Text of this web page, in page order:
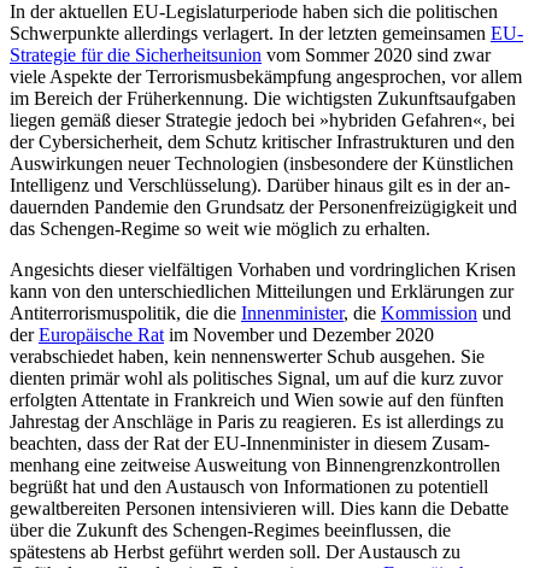
In der aktuellen EU-Legislaturperiode haben sich die politischen
Schwerpunkte allerdings verlagert. In der letzten gemeinsamen EU-
Strategie für die Sicherheitsunion vom Sommer 2020 sind zwar
viele Aspekte der Terrorismusbekämpfung angesprochen, vor allem
im Bereich der Früherkennung. Die wich­tigsten Zukunftsaufgaben
liegen gemäß dieser Strategie jedoch bei »hybriden Gefah­ren«, bei
der Cybersicherheit, dem Schutz kritischer Infrastrukturen und den
Aus­wirkungen neuer Technologien (ins­besondere der Künst­lichen
Intelligenz und Verschlüsselung). Darüber hinaus gilt es in der an­
dauernden Pandemie den Grundsatz der Personenfreizügigkeit und
das Schengen-Regime so weit wie möglich zu er­halten.
Angesichts dieser vielfältigen Vorhaben und vordringlichen Krisen
kann von den unterschiedlichen Mitteilungen und Erklä­rungen zur
Antiterrorismuspolitik, die die Innenminister, die Kommission und
derEuropäische Rat im November und Dezem­ber 2020
verabschiedet haben, kein nen­nenswerter Schub ausgehen. Sie
dienten pri­mär wohl als politisches Signal, um auf die kurz zuvor
erfolgten Attentate in Frank­reich und Wien sowie auf den fünften
Jahrestag der Anschläge in Paris zu reagie­ren. Es ist allerdings zu
beachten, dass der Rat der EU-Innenminister in diesem Zusam­
menhang eine zeitweise Ausweitung von Binnengrenzkontrollen
begrüßt hat und den Austausch von Informationen zu poten­tiell
gewaltbereiten Per­sonen intensivieren will. Dies kann die Debatte
über die Zu­kunft des Schengen-Regimes beeinflussen, die
spätestens ab Herbst geführt werden soll. Der Austausch zu